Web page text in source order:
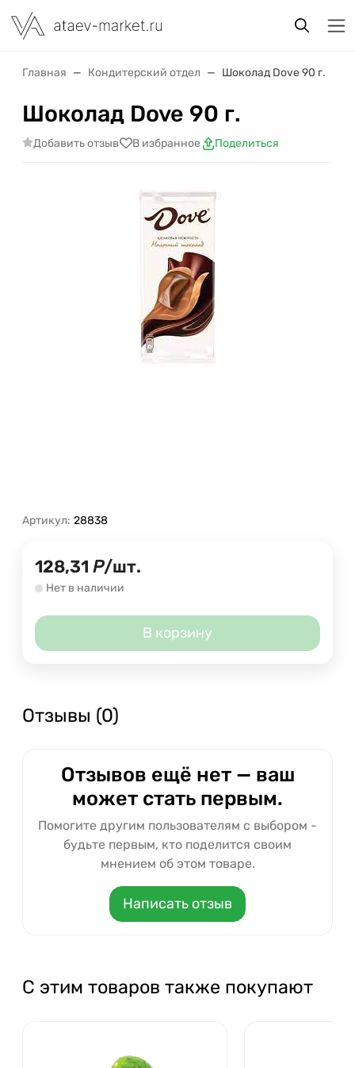
Главная Кондитерский отдел Шоколад Dove 90 г.
Шоколад Dove 90 г.
Добавить отзыв В избранное Поделиться
Артикул: 28838
128,31 Р/шт.
Нет в наличии
В корзину
Отзывы (0)
Отзывов ещё нет — ваш
может стать первым.
Помогите другим пользователям с выбором -
будьте первым, кто поделится своим
мнением об этом товаре.
Написать отзыв
С этим товаров также покупают